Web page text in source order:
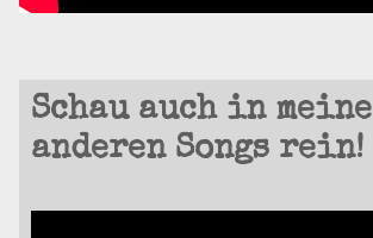
Schau auch in meine
anderen Songs rein!